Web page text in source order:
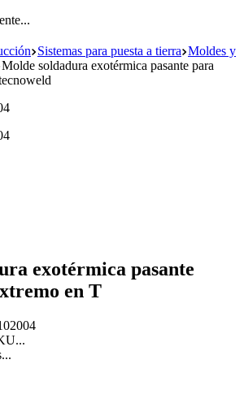
Sistemas para puesta a tierra Moldes y
Molde soldadura exotérmica pasante para
exotérmica pasante
en T